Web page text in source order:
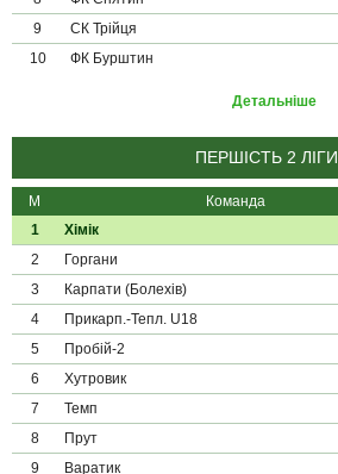
9
СК Трійця
10
ФК Бурштин
Детальніше
ПЕРШІСТЬ 2 ЛІГИ
М Команда
1
Хімік
2
Горгани
3
Карпати (Болехів)
4
Прикарп.-Тепл. U18
5
Пробій-2
6
Хутровик
7
Темп
8
Прут
9
Варатик